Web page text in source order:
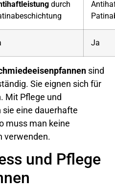
durch
Ja
sind
Sie eignen sich für
Mit Pflege und
eine dauerhafte
muss man keine
verwenden.
und Pflege